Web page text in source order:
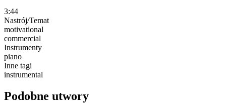
3:44
Nastrój/Temat
motivational
commercial
Instrumenty
piano
Inne tagi
instrumental
Podobne utwory